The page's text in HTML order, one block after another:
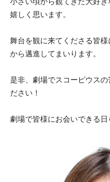
嬉しく思います。
舞台を観に来てくださる皆
から邁進してまいります。
是非、劇場でスコーピウス
ださい！
劇場で皆様にお会いできる日